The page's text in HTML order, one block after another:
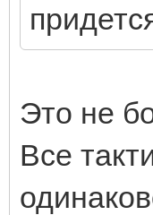
Это не
Все